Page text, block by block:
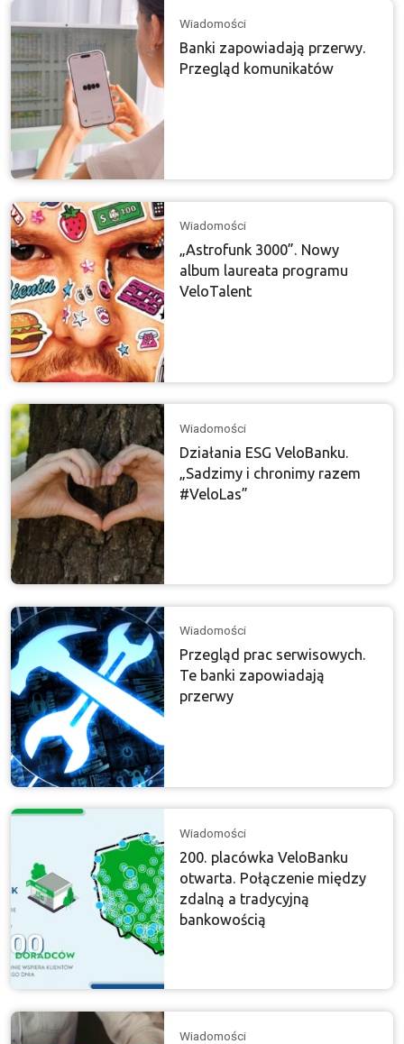
Wiadomości
Banki zapowiadają przerwy.
Przegląd komunikatów
Wiadomości
„Astrofunk 3000”. Nowy
album laureata programu
VeloTalent
Wiadomości
Działania ESG VeloBanku.
„Sadzimy i chronimy razem
#VeloLas”
Wiadomości
Przegląd prac serwisowych.
Te banki zapowiadają
przerwy
Wiadomości
200. placówka VeloBanku
otwarta. Połączenie między
zdalną a tradycyjną
bankowością
Wiadomości